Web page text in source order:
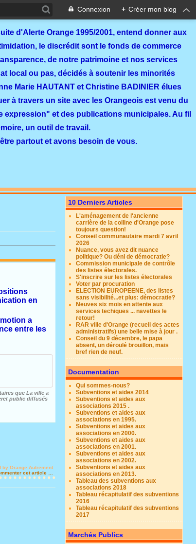
Connexion + Créer mon blog
d'Alerte Orange 1995/2001, entend donner aux
le discrédit sont le fonds de commerce
de notre patrimoine et nos services
local ou pas, décidés à soutenir les minorités
Marie HAUTANT et Christine BADINIER élues
à travers un site avec les Orangeois est venu du
et des publications municipales. Au fil
un outil de travail.
partout et avons besoin de vous.
en
a
entre les
que La ville a
public diffusés
by Orange Autrement
cet article
10 Derniers Articles
L'aménagement de l'ancienne
carrière de la colline d'Orange pose
toujours question!
Conseil communautaire mardi 7 avril
2026
Nuance, vous avez dit nuance
politique? Ou déni de démocratie?
Commission municipale de contrôle
des listes électorales.
S'inscrire sur les listes électorales
Voter par procuration
ELECTION EUROPEENE, des listes
sans visibilité...et plus: démocratie?
Neuves six mois en attente aux
services techiques ... navettes le
retour!
RAR ville d'Orange (recueil des actes
administratifs) une belle mise à jour .
Conseil du 9 décembre, le papa
absent, un déroulé brouillon, mais
bref rien de neuf.
Documentation
Qui sommes-nous?
Subventions et aides 2014
Subventions et aides aux
associations 2015 .
Subventions et aides aux
associations en 1995.
Subventions et aides aux
associations en 2000.
Subventions et aides aux
associations en 2001.
Subventions et aides aux
associations en 2002.
Subventions et aides aux
associations en 2013.
Tableau des subventions aux
associations 2018
Tableau récapitulatif des subventions
2016
Tableau récapitulatif des subventions
2017
Marchés Publics